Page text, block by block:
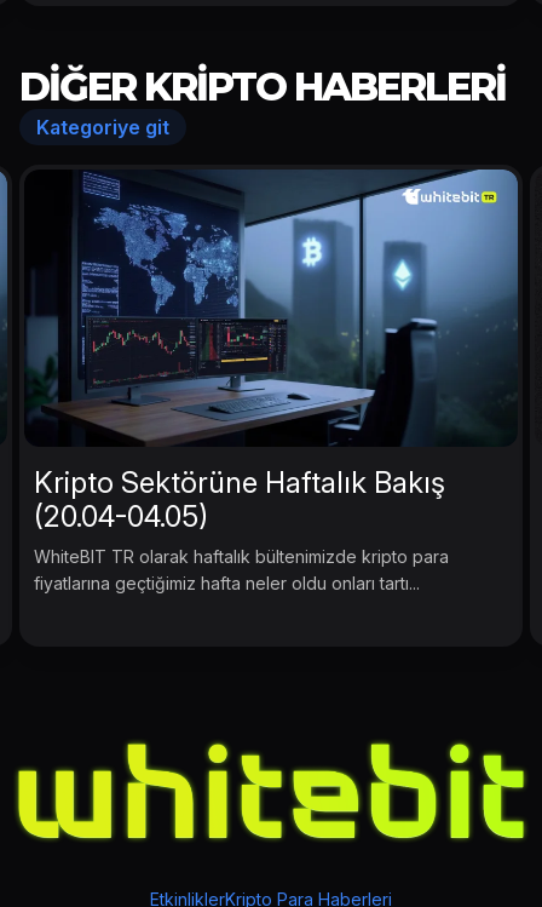
DIĞER KRIPTO HABERLERI
Kategoriye git
Kripto Sektörüne Haftalık Bakış
(20.04-04.05)
WhiteBIT TR olarak haftalık bültenimizde kripto para
fiyatlarına geçtiğimiz hafta neler oldu onları tartı...
EtkinliklerKripto Para Haberleri